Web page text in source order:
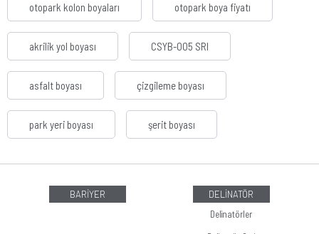
otopark kolon boyaları otopark boya fiyatı
akrilik yol boyası CSYB-005 SRI
asfalt boyası çizgileme boyası
park yeri boyası şerit boyası
BARİYER
DELİNATÖR
Delinatörler